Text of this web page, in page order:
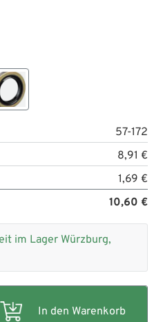
57-172
8,91 €
1,69 €
10,60 €
im Lager Würzburg,